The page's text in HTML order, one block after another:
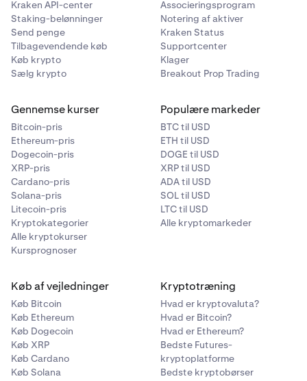
Kraken API-center
Staking-belønninger
Send penge
Tilbagevendende køb
Køb krypto
Sælg krypto
Associeringsprogram
Notering af aktiver
Kraken Status
Supportcenter
Klager
Breakout Prop Trading
Gennemse kurser
Bitcoin-pris
Ethereum-pris
Dogecoin-pris
XRP-pris
Cardano-pris
Solana-pris
Litecoin-pris
Kryptokategorier
Alle kryptokurser
Kursprognoser
Populære markeder
BTC til USD
ETH til USD
DOGE til USD
XRP til USD
ADA til USD
SOL til USD
LTC til USD
Alle kryptomarkeder
Køb af vejledninger
Køb Bitcoin
Køb Ethereum
Køb Dogecoin
Køb XRP
Køb Cardano
Køb Solana
Kryptotræning
Hvad er kryptovaluta?
Hvad er Bitcoin?
Hvad er Ethereum?
Bedste Futures-
kryptoplatforme
Bedste kryptobørser